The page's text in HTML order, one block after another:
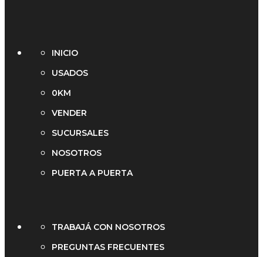
INICIO
USADOS
0KM
VENDER
SUCURSALES
NOSOTROS
PUERTA A PUERTA
TRABAJÁ CON NOSOTROS
PREGUNTAS FRECUENTES